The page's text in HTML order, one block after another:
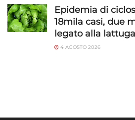
Epidemia di
18mila casi, due
legato alla lattuga
4 AGOSTO 2026